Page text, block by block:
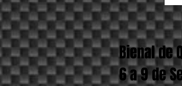
Bienal de
6 a 9 de